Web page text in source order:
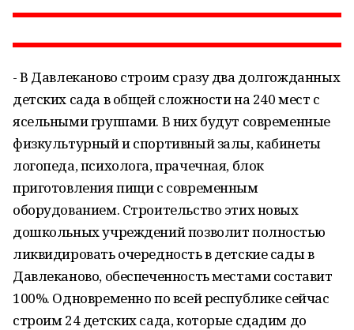
- В Давлеканово строим сразу два долгожданных
детских сада в общей сложности на 240 мест с
ясельными группами. В них будут современные
физкультурный и спортивный залы, кабинеты
логопеда, психолога, прачечная, блок
приготовления пищи с современным
оборудованием. Строительство этих новых
дошкольных учреждений позволит полностью
ликвидировать очередность в детские сады в
Давлеканово, обеспеченность местами составит
100%. Одновременно по всей республике сейчас
строим 24 детских сада, которые сдадим до